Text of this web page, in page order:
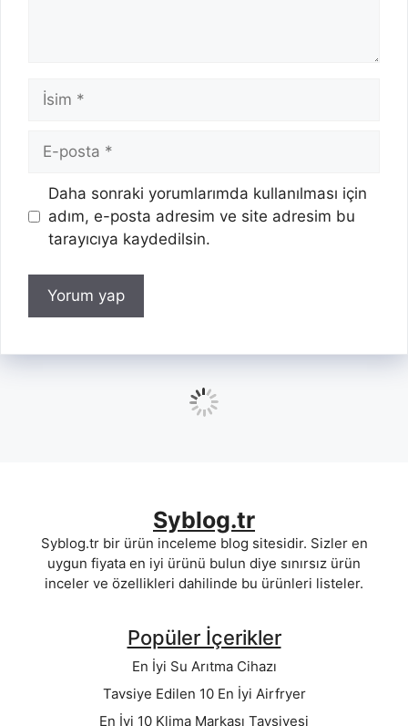
İsim
posta
İnternet
sitesi
Daha sonraki yorumlarımda kullanılması için
adım, e-posta adresim ve site adresim bu
tarayıcıya kaydedilsin.
En İyi 7 Online Kitap Okuma Sitesi
Tavsiyesi
9 Haziran 2021 Yazarı: Muhammet Akgül